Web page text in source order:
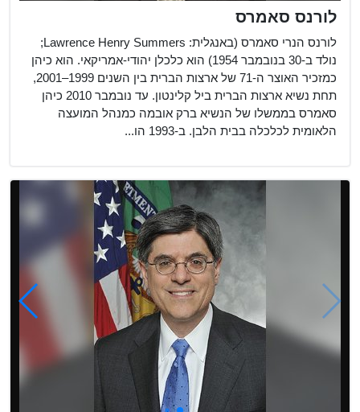
לורנס סאמרס
לורנס הנרי סאמרס (באנגלית: Lawrence Henry Summers;
נולד ב-30 בנובמבר 1954) הוא כלכלן יהודי-אמריקאי. הוא כיהן
כמזכיר האוצר ה-71 של ארצות הברית בין השנים 1999–2001,
תחת נשיא ארצות הברית ביל קלינטון. עד נובמבר 2010 כיהן
סאמרס בממשלו של הנשיא ברק אובמה כמנהל המועצה
הלאומית לכלכלה בבית הלבן. ב-1993 הו...